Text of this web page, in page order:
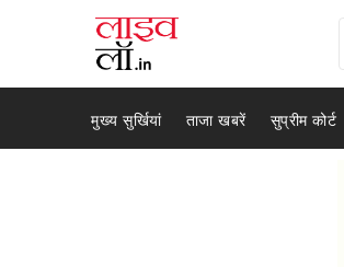
मुख्य सुर्खियां ताजा खबरें सुप्रीम कोर्ट